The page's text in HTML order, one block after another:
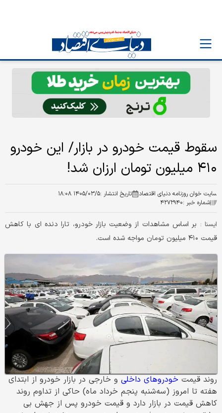
سقوط قیمت خودرو در بازار/ این خودرو
۴۱۰ میلیون تومان ارزان شد!
سایت خوان روزنامه دنیای اقتصاد تاریخ انتشار :۱۴۰۵/۰۳/۵ ۱۸:۰۸
شماره خبر :۴۲۷۲۹۴۰
ایسنا : بر اساس مشاهدات از وضعیت بازار خودرو، تارا دنده ای با کاهش
قیمت ۴۱۰ میلیون تومان مواجه شده است.
روند قیمت خودروهای داخلی و خارجی در بازار خودرو از ابتدای
هفته تا امروز (سه‌شنبه پنجم خرداد ماه) حاکی از تداوم روند
کاهش قیمت در بازار دارد و قیمت خودرو پس از جهش بی